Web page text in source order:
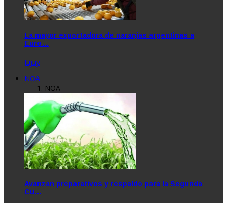
La mayor exportadora de naranjas argentinas a
Euro…
Jujuy
NOA
NOA
Avanzan preparativos y respaldo para la Segunda
Cu…